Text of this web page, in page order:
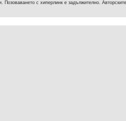
с хиперлинк е задължително.